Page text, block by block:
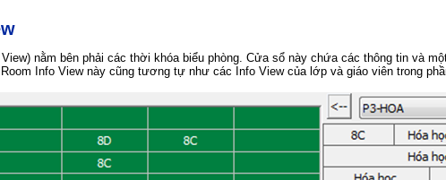
nằm bên phải các thời khóa biểu phòng. Cửa sổ này chứa các thông tin và
Info View này cũng tương tự như các Info View của lớp và giáo viên trong